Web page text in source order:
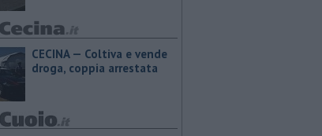
CECINA — Coltiva e vende
droga, coppia arrestata